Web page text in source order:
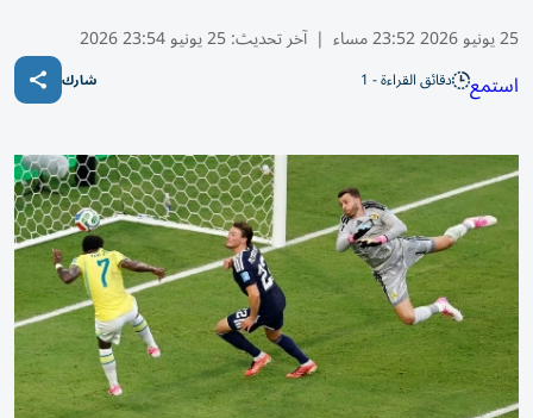
25 يونيو 2026 23:52 مساء | آخر تحديث:25 يونيو 23:54 2026
استمع دقائق القراءة - 1 شارك